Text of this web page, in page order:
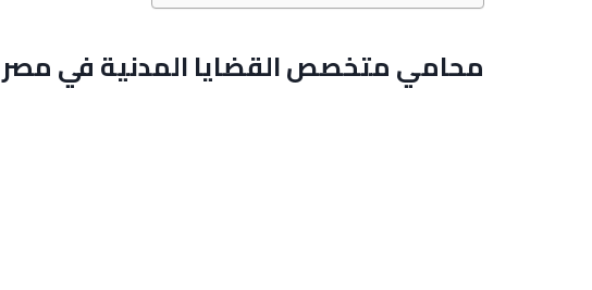
محامي متخصص القضايا المدنية في مصر